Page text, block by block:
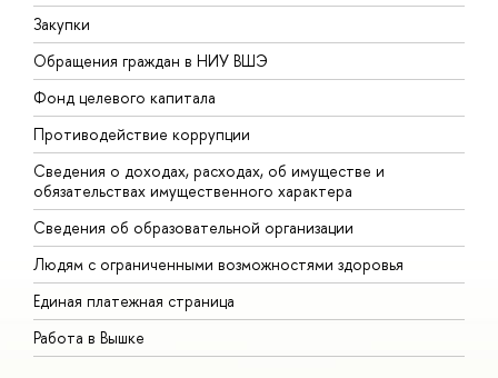
Закупки
Обращения граждан в НИУ ВШЭ
Фонд целевого капитала
Противодействие коррупции
Сведения о доходах, расходах, об имуществе и
обязательствах имущественного характера
Сведения об образовательной организации
Людям с ограниченными возможностями здоровья
Единая платежная страница
Работа в Вышке